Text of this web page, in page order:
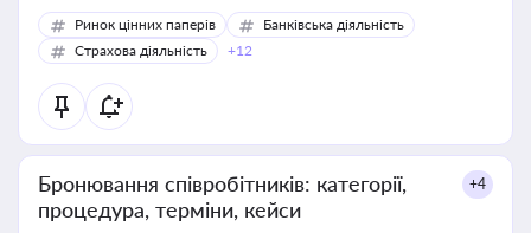
Ринок цінних паперів
Банківська діяльність
Страхова діяльність
+12
Бронювання співробітників: категорії,
процедура, терміни, кейси
+4